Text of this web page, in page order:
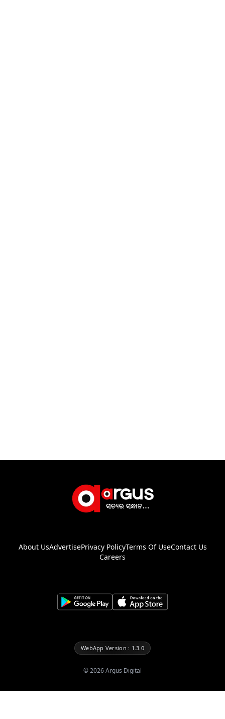
About UsAdvertisePrivacy PolicyTerms Of UseContact Us
Careers
WebApp Version : 1.3.0
©2026Argus Digital